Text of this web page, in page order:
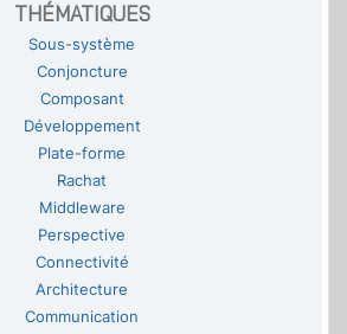
THÉMATIQUES
Sous-système
Conjoncture
Composant
Développement
Plate-forme
Rachat
Middleware
Perspective
Connectivité
Architecture
Communication